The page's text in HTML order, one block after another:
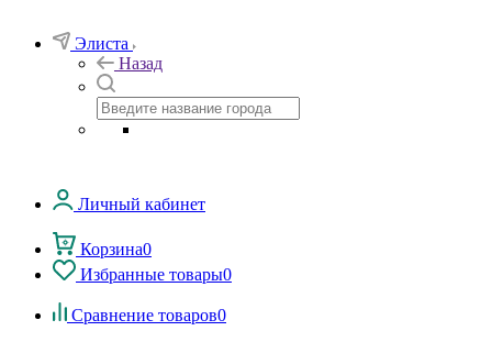
Элиста
Назад
Личный кабинет
Корзина0
Избранные товары0
Сравнение товаров0